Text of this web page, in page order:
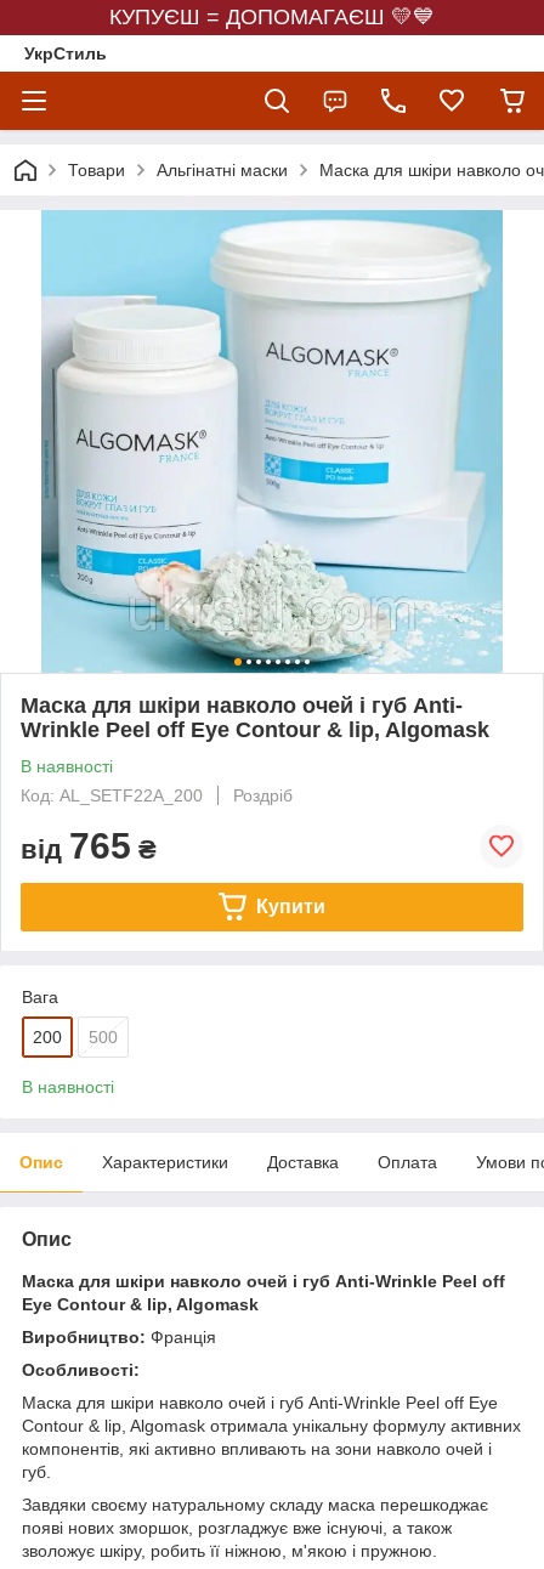
КУПУЄШ = ДОПОМАГАЄШ 💛💙
УкрСтиль
Товари Альгінатні маски Маска для шкіри навколо
Маска для шкіри навколо очей і губ Anti-
Wrinkle Peel off Eye Contour & lip, Algomask
В наявності
Код: AL_SETF22A_200
Роздріб
від 765 ₴
Купити
Вага
200 500
В наявності
Опис Характеристики Доставка Оплата Умови
Опис
Маска для шкіри навколо очей і губ Anti-Wrinkle Peel off
Eye Contour & lip, Algomask
Виробництво: Франція
Особливості:
Маска для шкіри навколо очей і губ Anti-Wrinkle Peel off Eye
Contour & lip, Algomask отримала унікальну формулу активних
компонентів, які активно впливають на зони навколо очей і
губ.
Завдяки своєму натуральному складу маска перешкоджає
появі нових зморшок, розгладжує вже існуючі, а також
зволожує шкіру, робить її ніжною, м'якою і пружною.